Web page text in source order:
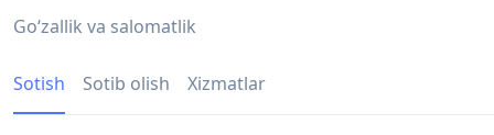
Go‘zallik va salomatlik
Sotish Sotib olish Xizmatlar